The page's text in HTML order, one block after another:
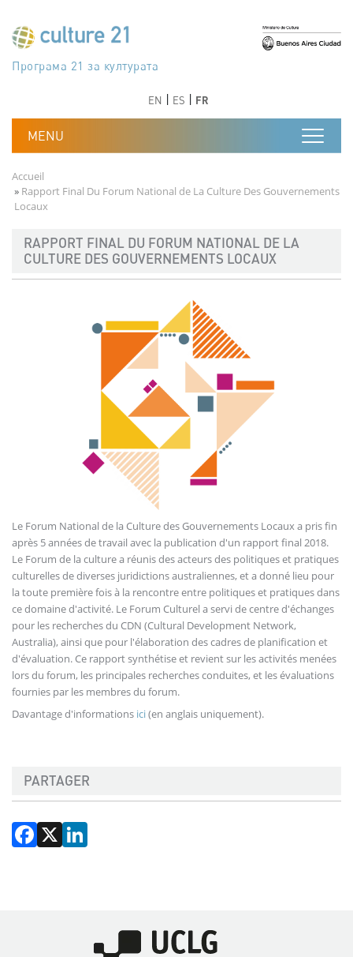
جدول أعمال القرن 21 للثقافة
Програма 21 за културата
Agenda 21 de la cultura
Agjenda 21 për kulturë
Agenda 21 van cultuur
Agenda 21 for culture
Kulturaren Agenda 21
Agenda 21 de la culture
Axenda 21 da cultura
Agenda 21 für Kultur
Agenda 21 della cultura
文化のためのアジェンダ21
دستورکار 21 برای فرهنگ
Agenda 21 dla kultury
Agenda 21 da cultura
Повестка дня 21 для культуры
Agenda 21 za kulturu
Agenda 21 de la cultura
Agenda 21 för kulturen
Kültür için Gündem 21
Порядок денний 21 для культури
EN ES FR
Fil d'Ariane
Accueil
Rapport Final Du Forum National de La Culture Des Gouvernements
Locaux
RAPPORT FINAL DU FORUM NATIONAL DE LA
CULTURE DES GOUVERNEMENTS LOCAUX
Le Forum National de la Culture des Gouvernements Locaux a pris fin
après 5 années de travail avec la publication d'un rapport final 2018.
Le Forum de la culture a réunis des acteurs des politiques et pratiques
culturelles de diverses juridictions australiennes, et a donné lieu pour
la toute première fois à la rencontre entre politiques et pratiques dans
ce domaine d'activité. Le Forum Culturel a servi de centre d'échanges
pour les recherches du CDN (Cultural Development Network,
Australia), ainsi que pour l'élaboration des cadres de planification et
d'évaluation. Ce rapport synthétise et revient sur les activités menées
lors du forum, les principales recherches conduites, et les évaluations
fournies par les membres du forum.
Davantage d'informations ici(en anglais uniquement).
PARTAGER
Facebook
X
Image